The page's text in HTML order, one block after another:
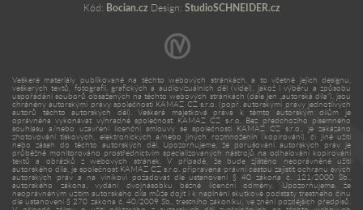
Kód: Bocian.cz Design: StudioSCHNEIDER.cz
Veškeré materiály publikované na těchto webových stránkách, a to včetně jejich designu,
veškerých textů, fotografií, grafických a audiovizuálních děl (videí), jakož i výběru a způsobu
uspořádání souborů obsažených na těchto webových stránkách (dále jen „autorská díla“), jsou
chráněny autorskými právy společnosti KAMAZ CZ s.r.o. (popř. autorskými právy jednotlivých
autorů těchto autorských děl). Veškerá majetková práva k těmto autorským dílům je
oprávněna vykonávat výhradně společnost KAMAZ CZ s.r.o. Bez předchozího písemného
souhlasu a/nebo uzavření licenční smlouvy se společností KAMAZ CZ s.r.o., je zakázáno
zhotovování tiskových, elektronických a/nebo jiných rozmnoženin (kopírování), či jiné užití
nebo zásah do těchto autorských děl. Upozorňujeme, že porušování autorských práv je
průběžně monitorováno prostřednictvím specializovaných nástrojů na odhalování kopírování
textů a obrázků z webových stránek. V případě, že bude zjištěno neoprávněné užití
autorského díla, je společnost KAMAZ CZ s.r.o. připravena právní cestou zajistit ochranu svých
autorských práv a na viníkovi požadovat dle ustanovení § 40 zákona č. 121/2000 Sb.,
autorského zákona, vydání dvojnásobku běžné licenční odměny. Upozorňujeme, že
neoprávněným užitím autorského díla může dojít i k naplnění skutkové podstaty trestného činu
dle ustanovení § 270 zákona č. 40/2009 Sb., trestního zákoníku, ve znění pozdějších předpisů.